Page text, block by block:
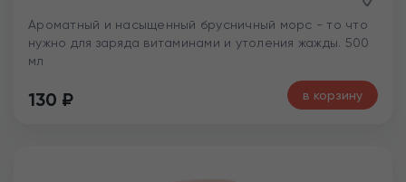
Ароматный и насыщенный брусничный морс - то что
нужно для заряда витаминами и утоления жажды. 500
мл
130 ₽ в корзину